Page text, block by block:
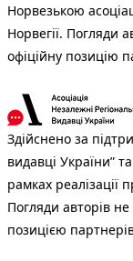
Норвезькою
Норвегії. Погляди
офіційну позицію
Здійснено за
видавці України”
рамках реалізації
Погляди авторів
позицією